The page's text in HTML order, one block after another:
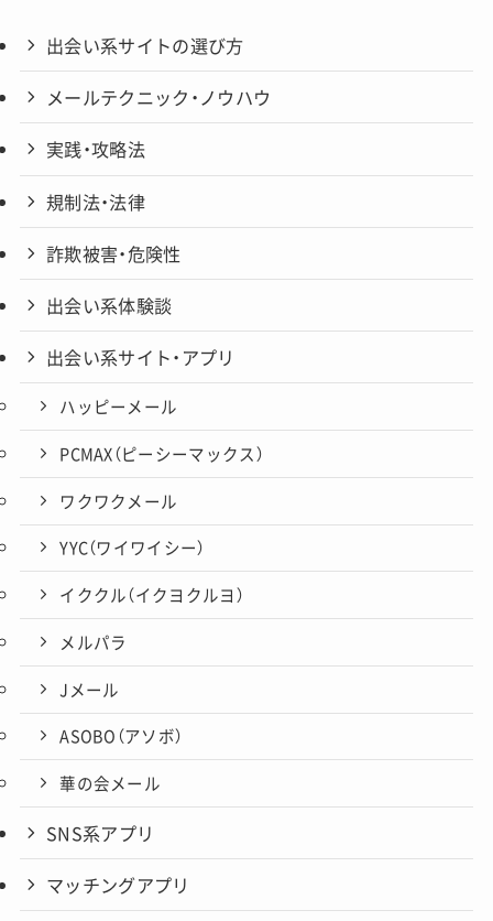
出会い系サイトの選び方
メールテクニック・ノウハウ
実践・攻略法
規制法・法律
詐欺被害・危険性
出会い系体験談
出会い系サイト・アプリ
ハッピーメール
PCMAX（ピーシーマックス）
ワクワクメール
YYC（ワイワイシー）
イククル（イクヨクルヨ）
メルパラ
Jメール
ASOBO（アソボ）
華の会メール
SNS系アプリ
マッチングアプリ